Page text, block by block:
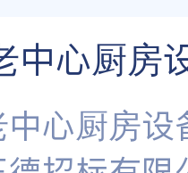
中心厨房
心厨房